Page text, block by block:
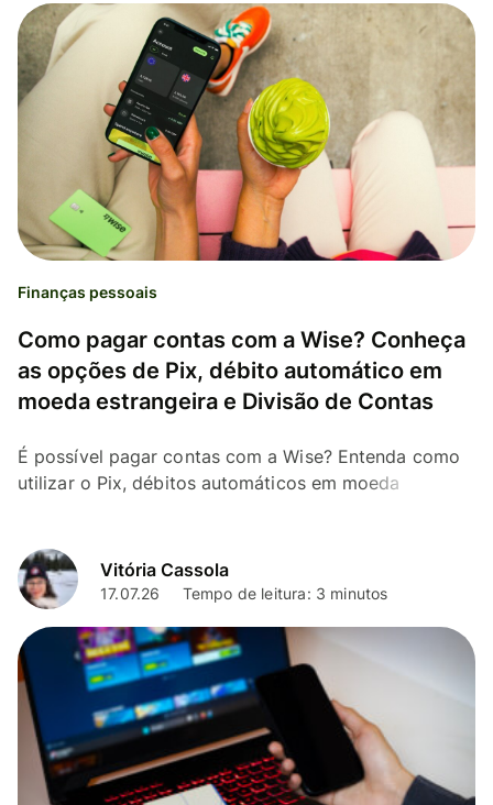
Finanças pessoais
Como pagar contas com a Wise? Conheça
as opções de Pix, débito automático em
moeda estrangeira e Divisão de Contas
É possível pagar contas com a Wise? Entenda como
utilizar o Pix, débitos automáticos em moeda
Vitória Cassola
17.07.26 Tempo de leitura: 3 minutos